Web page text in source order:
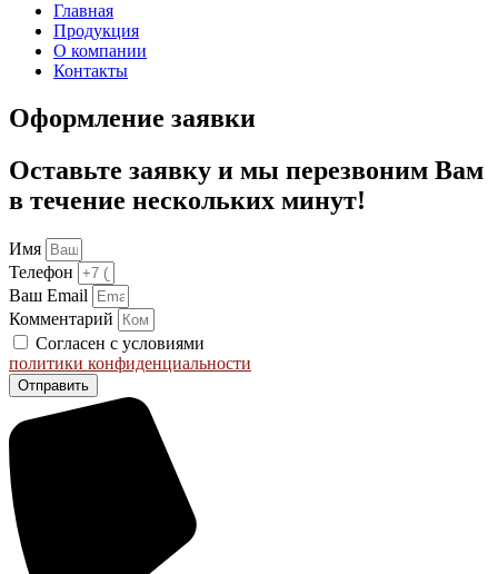
Главная
Продукция
О компании
Контакты
Оформление заявки
Оставьте заявку и мы перезвоним Вам
в течение нескольких минут!
Имя
Телефон
Ваш Email
Комментарий
Согласен с условиями
политики конфиденциальности
Отправить